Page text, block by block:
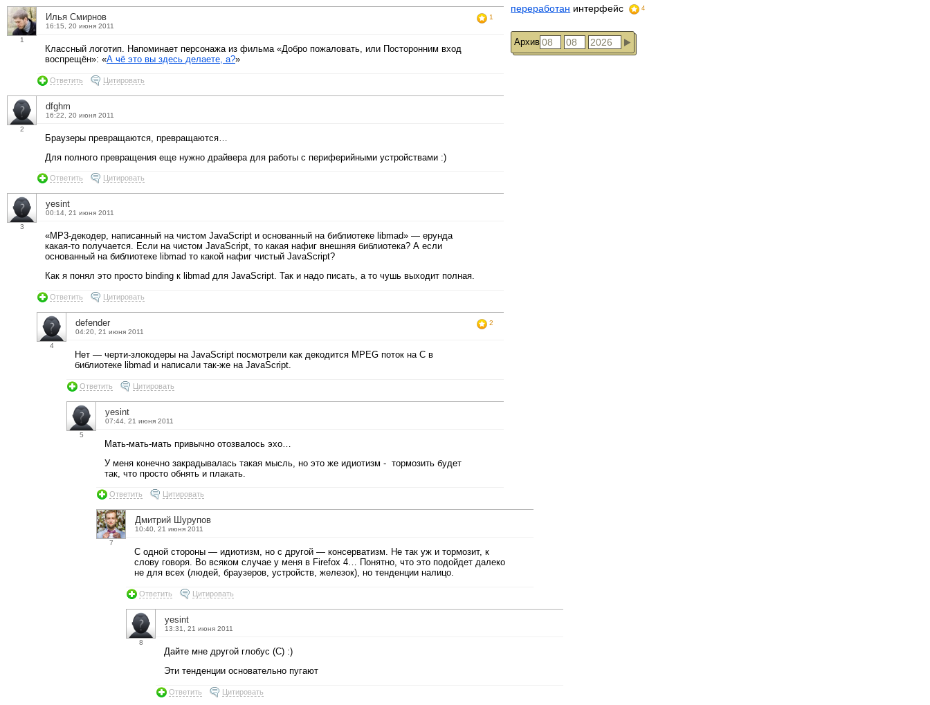
1
Илья Смирнов
16:15, 20 июня 2011
1
Классный логотип. Напоминает персонажа из фильма «Добро пожаловать, или Посторонним вход
воспрещён»: «А чё это вы здесь делаете, а?»
Ответить Цитировать
2
dfghm
16:22, 20 июня 2011
Браузеры превращаются, превращаются…
Для полного превращения еще нужно драйвера для работы с периферийными устройствами :)
Ответить Цитировать
3
yesint
00:14, 21 июня 2011
«MP3-декодер, написанный на чистом JavaScript и основанный на библиотеке libmad» — ерунда
какая-то получается. Если на чистом JavaScript, то какая нафиг внешняя библиотека? А если
основанный на библиотеке libmad то какой нафиг чистый JavaScript?
Как я понял это просто binding к libmad для JavaScript. Так и надо писать, а то чушь выходит полная.
Ответить Цитировать
4
defender
04:20, 21 июня 2011
2
Нет — черти-злокодеры на JavaScript посмотрели как декодится MPEG поток на С в
библиотеке libmad и написали так-же на JavaScript.
Ответить Цитировать
5
yesint
07:44, 21 июня 2011
Мать-мать-мать привычно отозвалось эхо…
У меня конечно закрадывалась такая мысль, но это же идиотизм - тормозить будет
так, что просто обнять и плакать.
Ответить Цитировать
7
Дмитрий Шурупов
10:40, 21 июня 2011
С одной стороны — идиотизм, но с другой — консерватизм. Не так уж и тормозит, к
слову говоря. Во всяком случае у меня в Firefox 4… Понятно, что это подойдет далеко
не для всех (людей, браузеров, устройств, железок), но тенденции налицо.
Ответить Цитировать
8
yesint
13:31, 21 июня 2011
Дайте мне другой глобус (С) :)
Эти тенденции основательно пугают
Ответить Цитировать
переработан интерфейс 4
Архив